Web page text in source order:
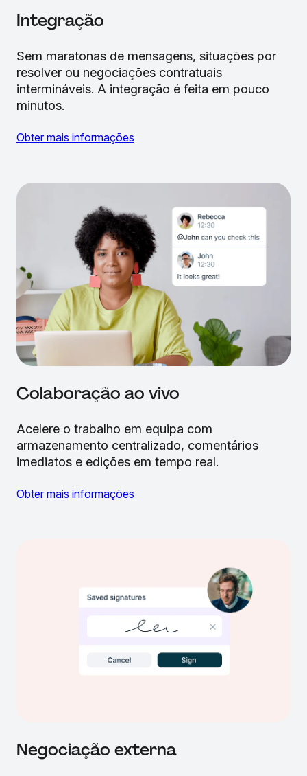
Integração
Sem maratonas de mensagens, situações por
resolver ou negociações contratuais
intermináveis. A integração é feita em pouco
minutos.
Obter mais informações
Colaboração ao vivo
Acelere o trabalho em equipa com
armazenamento centralizado, comentários
imediatos e edições em tempo real.
Obter mais informações
Negociação externa